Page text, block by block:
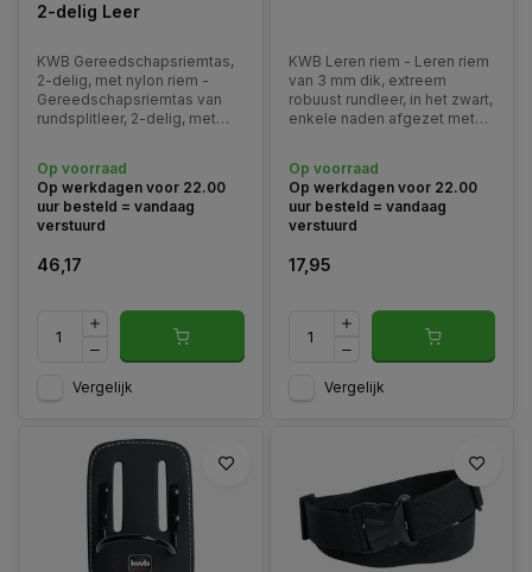
2-delig Leer
KWB Gereedschapsriemtas,
2-delig, met nylon riem -
Gereedschapsriemtas van
rundsplitleer, 2-delig, met
Op voorraad
Op werkdagen voor 22.00
uur besteld = vandaag
verstuurd
46,17
Vergelijk
KWB Leren riem - Leren riem
van 3 mm dik, extreem
robuust rundleer, in het zwart,
enkele naden afgezet met
lengte en 5,1cm breedte.
Op voorraad
Op werkdagen voor 22.00
uur besteld = vandaag
verstuurd
17,95
Vergelijk